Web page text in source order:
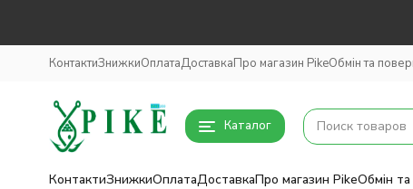
КонтактиЗнижкиОплатаДоставкаПро магазин PikeОбмін та
Каталог
КонтактиЗнижкиОплатаДоставкаПро магазин PikeОбмін